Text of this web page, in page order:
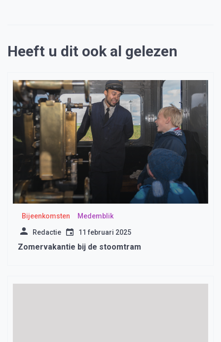
Heeft u dit ook al gelezen
Bijeenkomsten Medemblik
Redactie 11 februari 2025
Zomervakantie bij de stoomtram